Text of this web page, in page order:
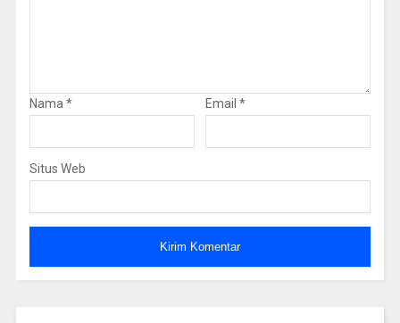
Nama * Email *
Situs Web